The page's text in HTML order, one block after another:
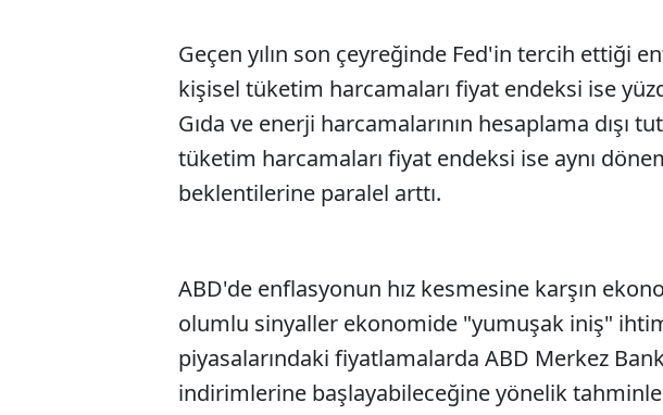
Geçen yılın son çeyreğinde Fed'in tercih ettiği
kişisel tüketim harcamaları fiyat endeksi ise
Gıda ve enerji harcamalarının hesaplama dışı
tüketim harcamaları fiyat endeksi ise aynı
beklentilerine paralel arttı.
ABD'de enflasyonun hız kesmesine karşın
olumlu sinyaller ekonomide "yumuşak iniş"
piyasalarındaki fiyatlamalarda ABD Merkez
indirimlerine başlayabileceğine yönelik